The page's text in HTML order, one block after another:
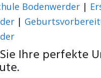
Bodenwerder |
|
Ihre perfekte